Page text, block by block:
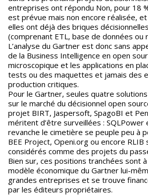
entreprises ont répondu Non, pour 18
est prévue mais non encore réalisée, et
elles ont déjà des briques
(comprenant ETL, base de données ou
L’analyse du Gartner est donc sans
de la Business Intelligence en open
microscopique et les applications en
tests ou des maquettes et jamais des
production critiques.
Pour le Gartner, seules quatre
sur le marché du décisionnel open
projet BIRT, Jaspersoft, SpagoBI et
méritent d’être surveillées : SQLPower
revanche le cimetière se peuple peu à
BEE Project, Openi.org ou encore RLIB
considérés comme des projets du
Bien sur, ces positions tranchées sont
modèle économique du Gartner lui-
grandes entreprises et se trouve
par les éditeurs propriétaires.